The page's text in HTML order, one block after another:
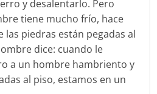
y desalentarlo. Pero
tiene mucho frío, hace
piedras están pegadas al
dice: cuando le
a un hombre hambriento y
al piso, estamos en un